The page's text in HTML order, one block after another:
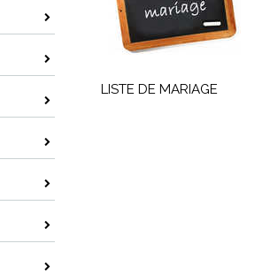
LISTE DE MARIAGE